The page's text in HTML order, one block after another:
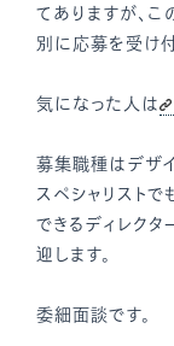
てありますが、
別に応募を受け付
気になった人は
募集職種はデザイ
スペシャリストで
できるディレクタ
迎します。
委細面談です。